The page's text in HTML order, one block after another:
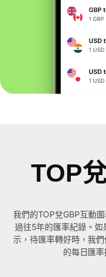
TOP
我們的TOP兌GBP互動
過往5年的匯率紀錄。如
示，待匯率轉好時，我
的每日匯